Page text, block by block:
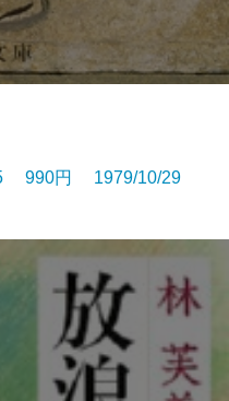
990円 1979/10/29